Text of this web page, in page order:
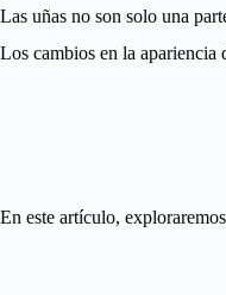
Las uñas no son solo una
Los cambios en la apariencia
En este artículo,